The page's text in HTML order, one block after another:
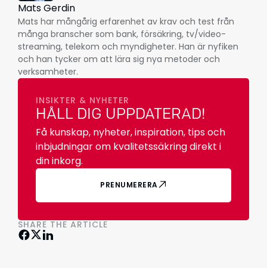
Mats Gerdin
Mats har mångårig erfarenhet av krav och test från
många branscher som bank, försäkring, tv/video-
streaming, telekom och myndigheter. Han är nyfiken
och han tycker om att lära sig nya metoder och
verksamheter.
INSIKTER & NYHETER
HÅLL DIG UPPDATERAD!
Få kunskap, nyheter, inspiration, tips och
inbjudningar om kvalitetssäkring direkt i
din inkorg.
PRENUMERERA
SHARE THE ARTICLE